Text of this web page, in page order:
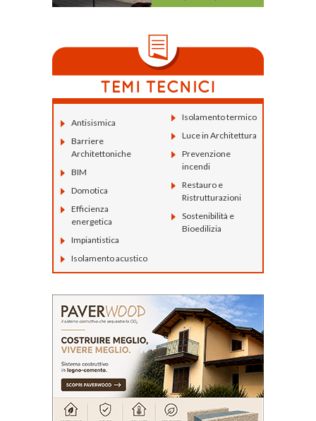
Antisismica
Barriere
Architettoniche
BIM
Domotica
Efficienza
energetica
Impiantistica
Isolamento acustico
Isolamento termico
Luce in Architettura
Prevenzione
incendi
Restauro e
Ristrutturazioni
Sostenibilità e
Bioedilizia